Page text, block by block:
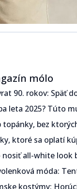
mólo
Späť do školy, späť do štýlu​​​​‌
Túto musíš mať vo svojom šatníku
ktorých na dovolenku neodchádzaj​​​​‌
oplatí kúpiť v letnom výpredaji 2025​​​​‌
look bez rizika nudy?​​​​‌
móda: Tento štýl musíš mať vo svojom šatníku
Horúci trend leta 2025